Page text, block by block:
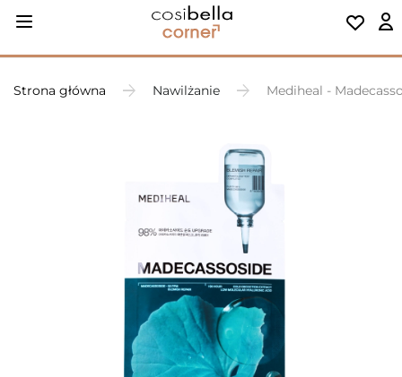
Strona główna Nawilżanie Mediheal -